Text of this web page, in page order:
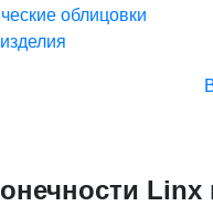
облицовки